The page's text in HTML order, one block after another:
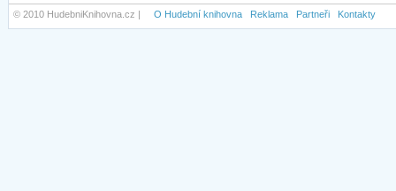
© 2010 HudebniKnihovna.cz | O Hudební knihovna Reklama Partneři Kontakty